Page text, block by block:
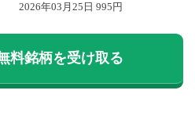
2026年03月25日 995円
料銘柄を受け取る